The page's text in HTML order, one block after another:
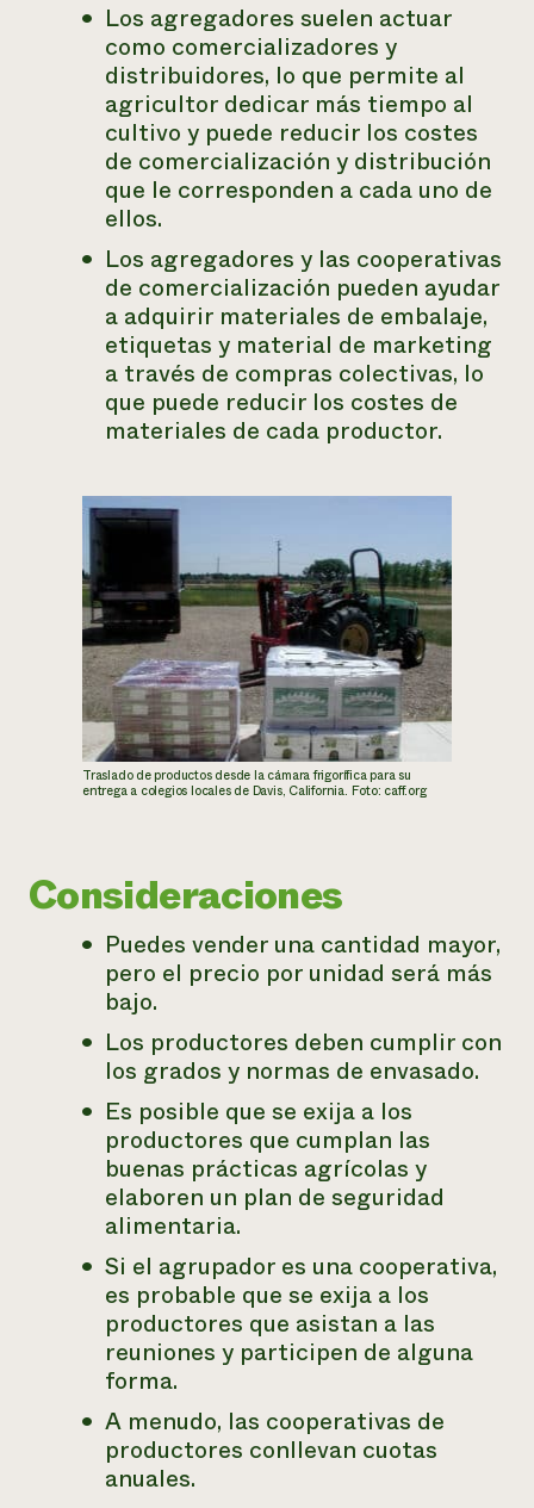
Los agregadores suelen actuar
como comercializadores y
distribuidores, lo que permite al
agricultor dedicar más tiempo al
cultivo y puede reducir los costes
de comercialización y distribución
que le corresponden a cada uno de
ellos.
Los agregadores y las cooperativas
de comercialización pueden ayudar
a adquirir materiales de embalaje,
etiquetas y material de marketing
a través de compras colectivas, lo
que puede reducir los costes de
materiales de cada productor.
Traslado de productos desde la cámara frigorífica para su
entrega a colegios locales de Davis, California. Foto: caff.org
Consideraciones
Puedes vender una cantidad mayor,
pero el precio por unidad será más
bajo.
Los productores deben cumplir con
los grados y normas de envasado.
Es posible que se exija a los
productores que cumplan las
buenas prácticas agrícolas y
elaboren un plan de seguridad
alimentaria.
Si el agrupador es una cooperativa,
es probable que se exija a los
productores que asistan a las
reuniones y participen de alguna
forma.
A menudo, las cooperativas de
productores conllevan cuotas
anuales.